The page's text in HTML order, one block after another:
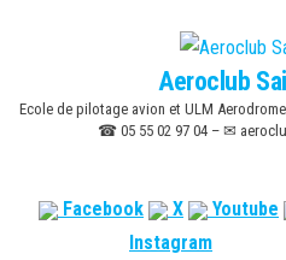
content
Aeroclub
Ecole de pilotage avion et ULM
☎ 05 55 02 97 04 – ✉
Facebook X
Youtube
Instagram